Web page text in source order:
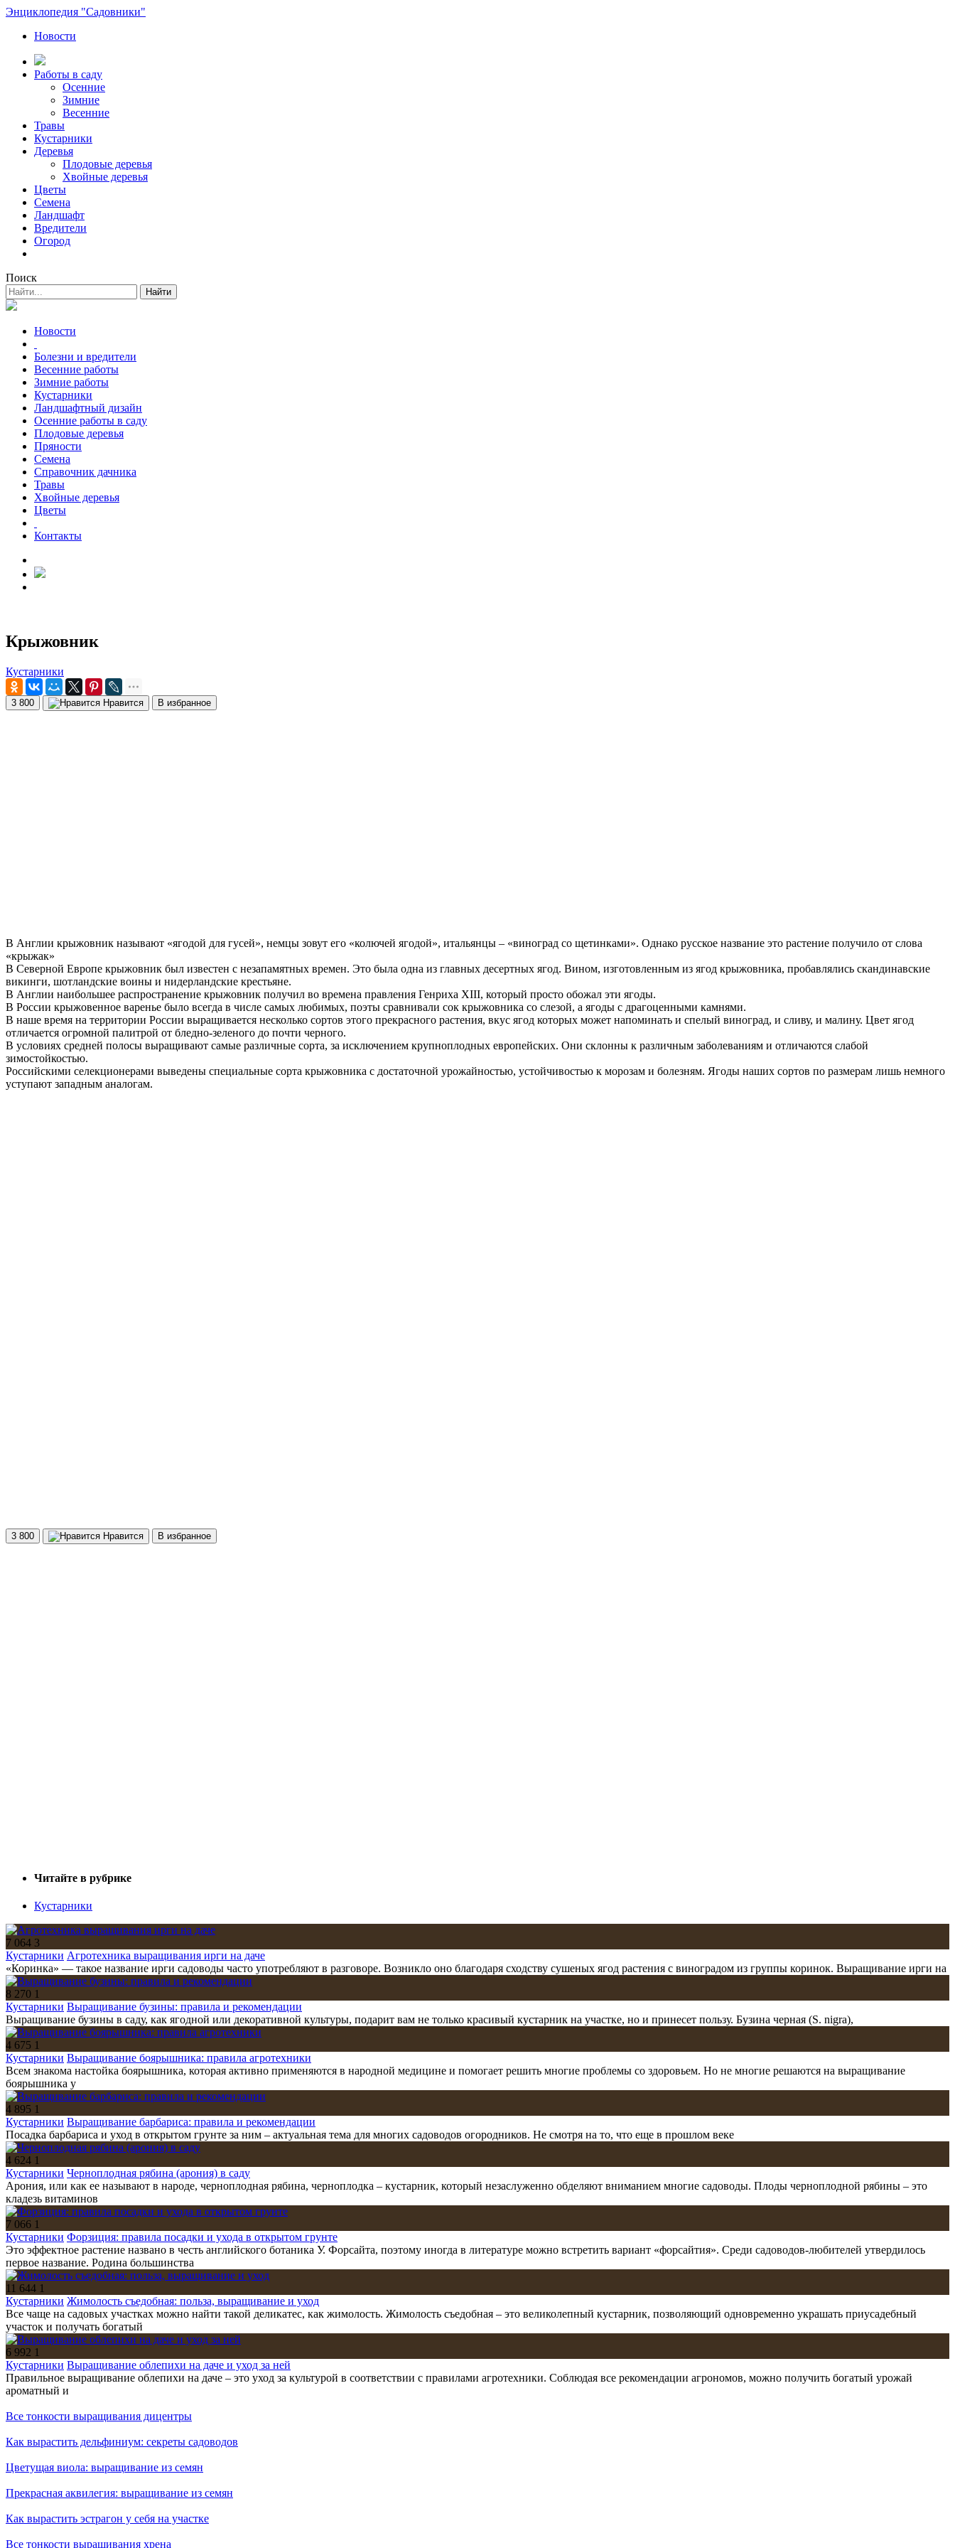
Энциклопедия "Садовники"
Новости
Работы в саду
Осенние
Зимние
Весенние
Травы
Кустарники
Деревья
Плодовые деревья
Хвойные деревья
Цветы
Семена
Ландшафт
Вредители
Огород
Поиск
Новости
Болезни и вредители
Весенние работы
Зимние работы
Кустарники
Ландшафтный дизайн
Осенние работы в саду
Плодовые деревья
Пряности
Семена
Справочник дачника
Травы
Хвойные деревья
Цветы
Контакты
Крыжовник
Кустарники
3 800 Нравится В избранное
В Англии крыжовник называют «ягодой для гусей», немцы зовут его «колючей ягодой», итальянцы – «виноград со щетинками». Однако русское название это растение получило от слова
«крыжак»
В Северной Европе крыжовник был известен с незапамятных времен. Это была одна из главных десертных ягод. Вином, изготовленным из ягод крыжовника, пробавлялись скандинавские
викинги, шотландские воины и нидерландские крестьяне.
В Англии наибольшее распространение крыжовник получил во времена правления Генриха XIII, который просто обожал эти ягоды.
В России крыжовенное варенье было всегда в числе самых любимых, поэты сравнивали сок крыжовника со слезой, а ягоды с драгоценными камнями.
В наше время на территории России выращивается несколько сортов этого прекрасного растения, вкус ягод которых может напоминать и спелый виноград, и сливу, и малину. Цвет ягод
отличается огромной палитрой от бледно-зеленого до почти черного.
В условиях средней полосы выращивают самые различные сорта, за исключением крупноплодных европейских. Они склонны к различным заболеваниям и отличаются слабой
зимостойкостью.
Российскими селекционерами выведены специальные сорта крыжовника с достаточной урожайностью, устойчивостью к морозам и болезням. Ягоды наших сортов по размерам лишь немного
уступают западным аналогам.
3 800 Нравится В избранное
Читайте в рубрике
Кустарники
7 064 3
Кустарники Агротехника выращивания ирги на даче
«Коринка» — такое название ирги садоводы часто употребляют в разговоре. Возникло оно благодаря сходству сушеных ягод растения с виноградом из группы коринок. Выращивание ирги на
8 270 1
Кустарники Выращивание бузины: правила и рекомендации
Выращивание бузины в саду, как ягодной или декоративной культуры, подарит вам не только красивый кустарник на участке, но и принесет пользу. Бузина черная (S. nigra),
4 675 1
Кустарники Выращивание боярышника: правила агротехники
Всем знакома настойка боярышника, которая активно применяются в народной медицине и помогает решить многие проблемы со здоровьем. Но не многие решаются на выращивание
боярышника у
4 895 1
Кустарники Выращивание барбариса: правила и рекомендации
Посадка барбариса и уход в открытом грунте за ним – актуальная тема для многих садоводов огородников. Не смотря на то, что еще в прошлом веке
4 624 1
Кустарники Черноплодная рябина (арония) в саду
Арония, или как ее называют в народе, черноплодная рябина, черноплодка – кустарник, который незаслуженно обделяют вниманием многие садоводы. Плоды черноплодной рябины – это
кладезь витаминов
7 066 1
Кустарники Форзиция: правила посадки и ухода в открытом грунте
Это эффектное растение названо в честь английского ботаника У. Форсайта, поэтому иногда в литературе можно встретить вариант «форсайтия». Среди садоводов-любителей утвердилось
первое название. Родина большинства
11 644 1
Кустарники Жимолость съедобная: польза, выращивание и уход
Все чаще на садовых участках можно найти такой деликатес, как жимолость. Жимолость съедобная – это великолепный кустарник, позволяющий одновременно украшать приусадебный
участок и получать богатый
6 992 1
Кустарники Выращивание облепихи на даче и уход за ней
Правильное выращивание облепихи на даче – это уход за культурой в соответствии с правилами агротехники. Соблюдая все рекомендации агрономов, можно получить богатый урожай
ароматный и
Все тонкости выращивания дицентры
Как вырастить дельфиниум: секреты садоводов
Цветущая виола: выращивание из семян
Прекрасная аквилегия: выращивание из семян
Как вырастить эстрагон у себя на участке
Все тонкости выращивания хрена